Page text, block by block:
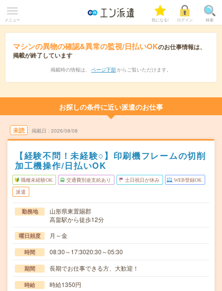
メニュー 気になる! ログイン 検索
マシンの異物の確認&異常の監視/日払いOKのお仕事情報は、
掲載が終了しています
掲載時の情報は、 ページ下部 からご覧いただけます。
お探しの条件に近い派遣のお仕事
未読 掲載日 2026/08/08
【経験不問！未経験○】印刷機フレームの切削
加工機操作/日払いOK
職種未経験OK 交通費別途支給あり 土日祝日が休み WEB登録OK
派遣
勤務地
山形県東置賜郡
高畠駅から徒歩12分
曜日頻度 月～金
時間 08:30～17:3020:30～05:30
期間 長期でお仕事できる方、大歓迎！
時給 時給1350円